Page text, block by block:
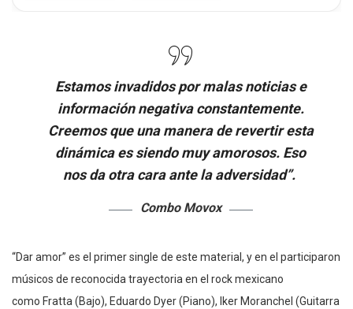
Estamos invadidos por malas noticias e
información negativa constantemente.
Creemos que una manera de revertir esta
dinámica es siendo muy amorosos. Eso
nos da otra cara ante la adversidad”.
Combo Movox
“Dar amor” es el primer single de este material, y en el participaron
músicos de reconocida trayectoria en el rock mexicano
como Fratta (Bajo), Eduardo Dyer (Piano), Iker Moranchel (Guitarra